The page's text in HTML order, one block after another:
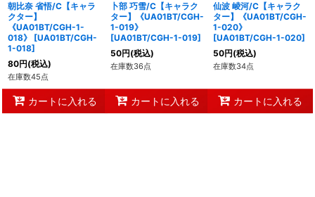
朝比奈 省悟/C【キャラ
クター】
《UA01BT/CGH-1-
018》
[UA01BT/CGH-
1-018]
80円(税込)
在庫数45点
カートに入れる
卜部 巧雪/C【キャラク
ター】《UA01BT/CGH-
1-019》
[UA01BT/CGH-1-019]
50円(税込)
在庫数36点
カートに入れる
仙波 崚河/C【キャラク
ター】《UA01BT/CGH-
1-020》
[UA01BT/CGH-1-020]
50円(税込)
在庫数34点
カートに入れる